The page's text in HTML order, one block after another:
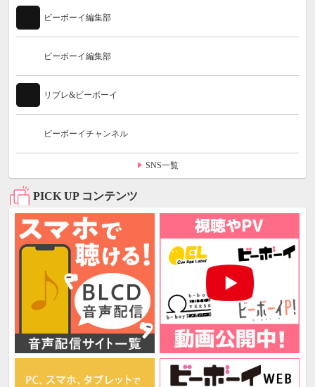
ビーボーイ編集部
ビーボーイ編集部
リブレ&ビーボーイ
ビーボーイチャンネル
SNS一覧
PICK UP コンテンツ